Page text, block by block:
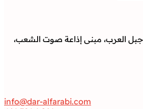
العرب، مبنى إذاعة صوت الشعب،
info@dar-alfarabi.com